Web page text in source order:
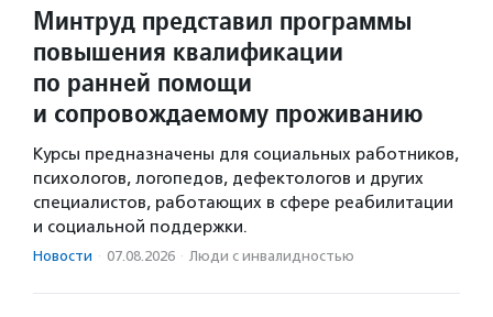
Минтруд представил программы
повышения квалификации
по ранней помощи
и сопровождаемому проживанию
Курсы предназначены для социальных работников,
психологов, логопедов, дефектологов и других
специалистов, работающих в сфере реабилитации
и социальной поддержки.
Новости · 07.08.2026 · Люди с инвалидностью